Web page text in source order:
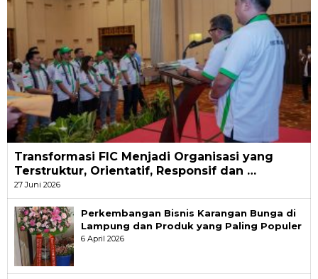
Transformasi FIC Menjadi Organisasi yang
Terstruktur, Orientatif, Responsif dan …
27 Juni 2026
Perkembangan Bisnis Karangan Bunga di
Lampung dan Produk yang Paling Populer
6 April 2026